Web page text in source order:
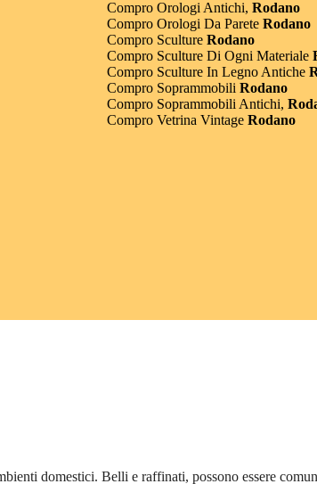
Compro Orologi Antichi, Rodano
Compro Orologi Da Parete Rodano
Compro Sculture Rodano
Compro Sculture Di Ogni Materiale
Compro Sculture In Legno Antiche
Compro Soprammobili Rodano
Compro Soprammobili Antichi,
Compro Vetrina Vintage Rodano
domestici. Belli e raffinati, possono essere